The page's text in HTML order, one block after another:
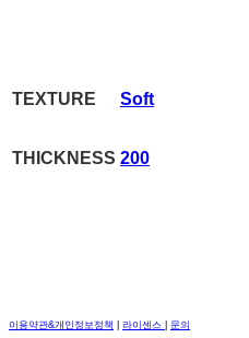
TEXTURE Soft
THICKNESS 200
이용약관&개인정보정책 라이센스 문의